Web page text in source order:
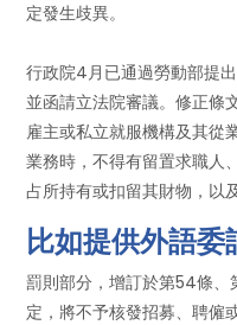
定發生歧異。
行政院4月已通過勞動部提
並函請立法院審議。修正條
雇主或私立就服機構及其從
業務時，不得有留置求職人
占所持有或扣留其財物，以
比如提供外語委
罰則部分，增訂於第54條
定，將不予核發招募、聘僱